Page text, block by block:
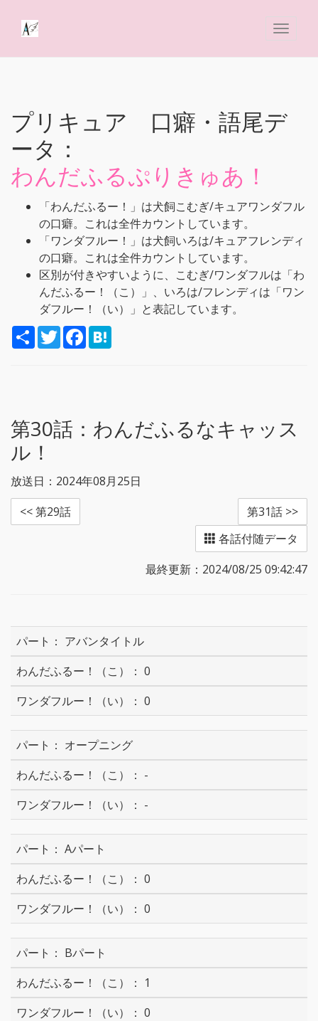
プリキュア 口癖・語尾デ
ータ：
わんだふるぷりきゅあ！
「わんだふるー！」は犬飼こむぎ/キュアワンダフル
の口癖。これは全件カウントしています。
「ワンダフルー！」は犬飼いろは/キュアフレンディ
の口癖。これは全件カウントしています。
区別が付きやすいように、こむぎ/ワンダフルは「わ
んだふるー！（こ）」、いろは/フレンディは「ワン
ダフルー！（い）」と表記しています。
S
h
T
w
F
a
第30話： わんだふるなキャッス
ル！
放送日：2024年08月25日
<< 第29話
第31話 >>
各話付随データ
最終更新：2024/08/25 09:42:47
アバンタイトル
0
0
オープニング
-
-
Aパート
0
0
Bパート
1
0